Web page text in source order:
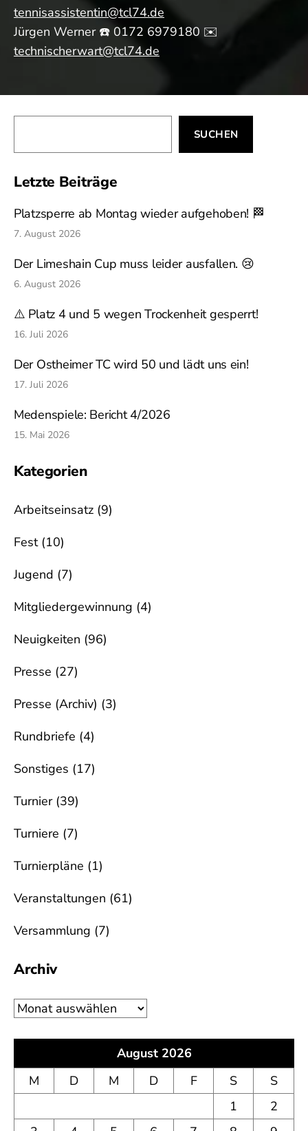
tennisassistentin@tcl74.de
Jürgen Werner ☎️ 0172 6979180 ✉️
technischerwart@tcl74.de
SUCHEN
Letzte Beiträge
Platzsperre ab Montag wieder aufgehoben! 🏁
7. August 2026
Der Limeshain Cup muss leider ausfallen. 😢
6. August 2026
⚠️ Platz 4 und 5 wegen Trockenheit gesperrt!
16. Juli 2026
Der Ostheimer TC wird 50 und lädt uns ein!
17. Juli 2026
Medenspiele: Bericht 4/2026
15. Mai 2026
Kategorien
Arbeitseinsatz (9)
Fest(10)
Jugend (7)
Mitgliedergewinnung (4)
Neuigkeiten (96)
Presse (27)
Presse (Archiv) (3)
Rundbriefe (4)
Sonstiges (17)
Turnier(39)
Turniere (7)
Turnierpläne (1)
Veranstaltungen (61)
Versammlung (7)
Archiv
Archiv
August 2026
M
D M D F S
S
1
2